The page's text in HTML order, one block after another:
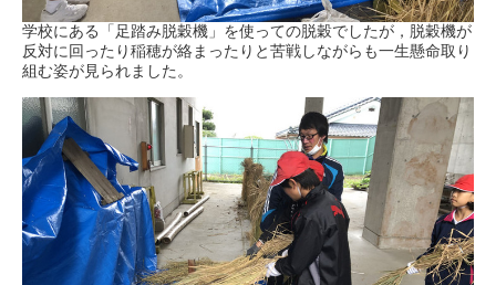
学校にある「足踏み脱穀機」を使っての脱穀でしたが，脱穀機が
反対に回ったり稲穂が絡まったりと苦戦しながらも一生懸命取り
組む姿が見られました。